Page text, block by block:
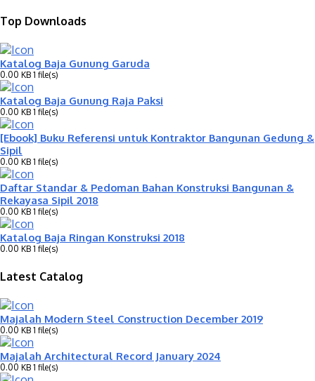
Top Downloads
Katalog Baja Gunung Garuda
0.00 KB 1 file(s)
Katalog Baja Gunung Raja Paksi
0.00 KB 1 file(s)
[Ebook] Buku Referensi untuk Kontraktor Bangunan Gedung &
Sipil
0.00 KB 1 file(s)
Daftar Standar & Pedoman Bahan Konstruksi Bangunan &
Rekayasa Sipil 2018
0.00 KB 1 file(s)
Katalog Baja Ringan Konstruksi 2018
0.00 KB 1 file(s)
Latest Catalog
Majalah Modern Steel Construction December 2019
0.00 KB 1 file(s)
Majalah Architectural Record January 2024
0.00 KB 1 file(s)